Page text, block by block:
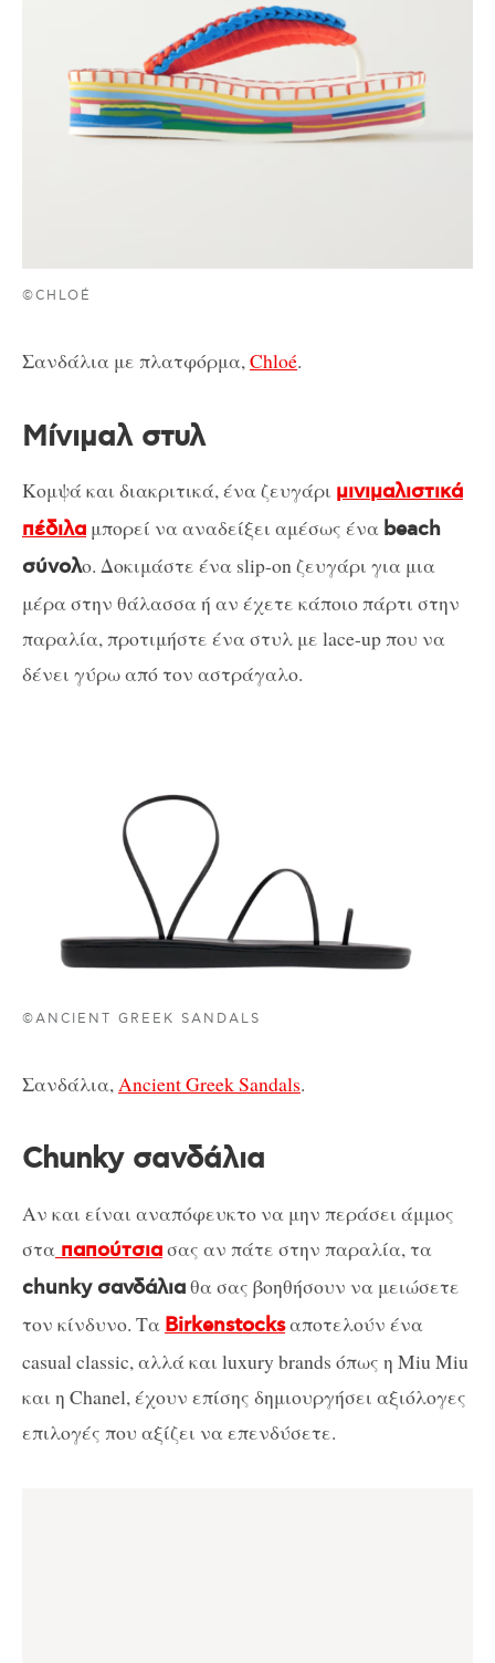
©CHLOÉ
Σανδάλια με πλατφόρμα,Chloé.
Μίνιμαλ στυλ
Κομψά και διακριτικά, ένα ζευγάρι μινιμαλιστικά
πέδιλα μπορεί να αναδείξει αμέσως ένα beach
σύνολο. Δοκιμάστε ένα slip-on ζευγάρι για μια
μέρα στην θάλασσα ή αν έχετε κάποιο πάρτι στην
παραλία, προτιμήστε ένα στυλ με lace-up που να
δένει γύρω από τον αστράγαλο.
©ANCIENT GREEK SANDALS
Σανδάλια,Ancient Greek Sandals.
Chunky σανδάλια
Αν και είναι αναπόφευκτο να μην περάσει άμμος
στα παπούτσιασας αν πάτε στην παραλία, τα
chunky σανδάλιαθα σας βοηθήσουν να μειώσετε
τον κίνδυνο. Τα Birkenstocksαποτελούν ένα
casual classic, αλλά και luxury brands όπως η Miu Miu
και η Chanel, έχουν επίσης δημιουργήσει αξιόλογες
επιλογές που αξίζει να επενδύσετε.